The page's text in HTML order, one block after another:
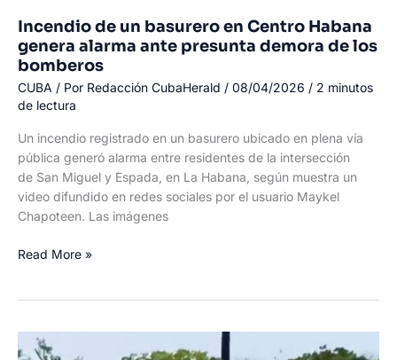
Incendio de un basurero en Centro Habana
genera alarma ante presunta demora de los
bomberos
CUBA / Por Redacción CubaHerald / 08/04/2026 / 2 minutos
de lectura
Un incendio registrado en un basurero ubicado en plena vía
pública generó alarma entre residentes de la intersección
de San Miguel y Espada, en La Habana, según muestra un
video difundido en redes sociales por el usuario Maykel
Chapoteen. Las imágenes
Incendio
en
Centro
Read More »